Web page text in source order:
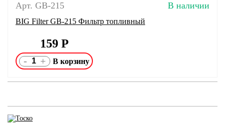
Арт. GB-215 В наличии
BIG Filter GB-215 Фильтр топливный
159 Р
- +